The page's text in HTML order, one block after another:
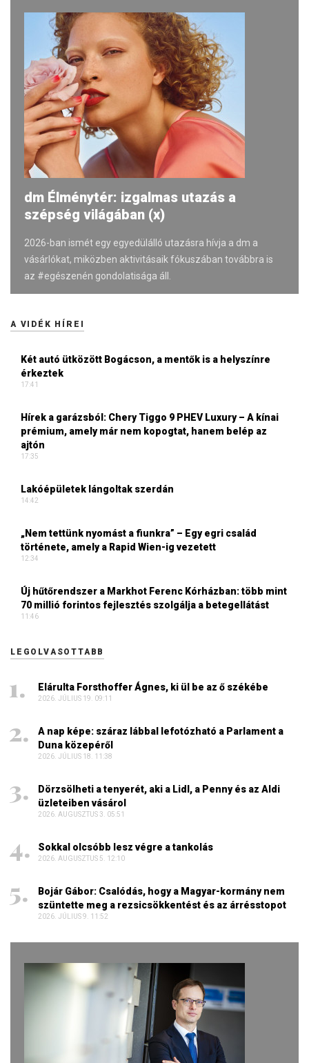
dm Élménytér: izgalmas utazás a
szépség világában (x)
2026-ban ismét egy egyedülálló utazásra hívja a dm a
vásárlókat, miközben aktivitásaik fókuszában továbbra is
az #egészenén gondolatisága áll.
A VIDÉK HÍREI
Két autó ütközött Bogácson, a mentők is a helyszínre
érkeztek
17:41
Hírek a garázsból: Chery Tiggo 9 PHEV Luxury – A kínai
prémium, amely már nem kopogtat, hanem belép az
ajtón
17:35
Lakóépületek lángoltak szerdán
14:42
„Nem tettünk nyomást a fiunkra” – Egy egri család
története, amely a Rapid Wien-ig vezetett
12:34
Új hűtőrendszer a Markhot Ferenc Kórházban: több mint
70 millió forintos fejlesztés szolgálja a betegellátást
11:46
LEGOLVASOTTABB
Elárulta Forsthoffer Ágnes, ki ül be az ő székébe
2026. JÚLIUS 19. 09:11
A nap képe: száraz lábbal lefotózható a Parlament a
Duna közepéről
2026. JÚLIUS 18. 11:38
Dörzsölheti a tenyerét, aki a Lidl, a Penny és az Aldi
üzleteiben vásárol
2026. AUGUSZTUS 3. 05:51
Sokkal olcsóbb lesz végre a tankolás
2026. AUGUSZTUS 5. 12:10
Bojár Gábor: Csalódás, hogy a Magyar-kormány nem
szüntette meg a rezsicsökkentést és az árrésstopot
2026. JÚLIUS 9. 11:52